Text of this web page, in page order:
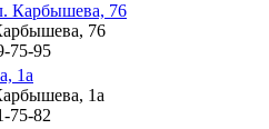
Карбышева, 76
76
75-95
1а
1а
75-82